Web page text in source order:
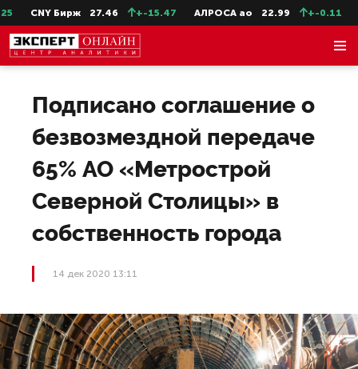
CNY Бирж 27.46 +-15.47 АЛРОСА ао 22.99 +-0.11
Подписано соглашение о
безвозмездной передаче
65% АО «Метрострой
Северной Столицы» в
собственность города
14 дек 2020 13:11